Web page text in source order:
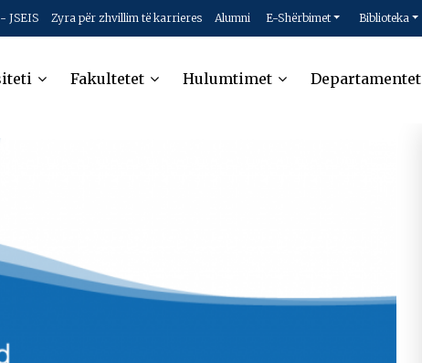
JSEIS Zyra për zhvillim të karrieres Alumni E-Shërbimet Biblioteka
Fakultetet Hulumtimet Departamentet